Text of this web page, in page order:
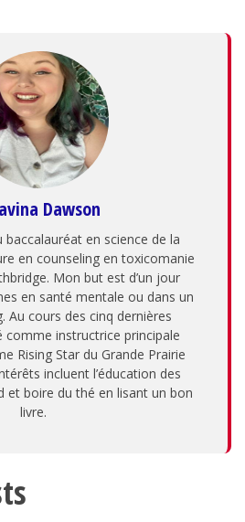
Dawson
baccalauréat en science de la
en counseling en toxicomanie
Mon but est d’un jour
en santé mentale ou dans un
Au cours des cinq dernières
comme instructrice principale
Rising Star du Grande Prairie
incluent l’éducation des
et boire du thé en lisant un bon
livre.